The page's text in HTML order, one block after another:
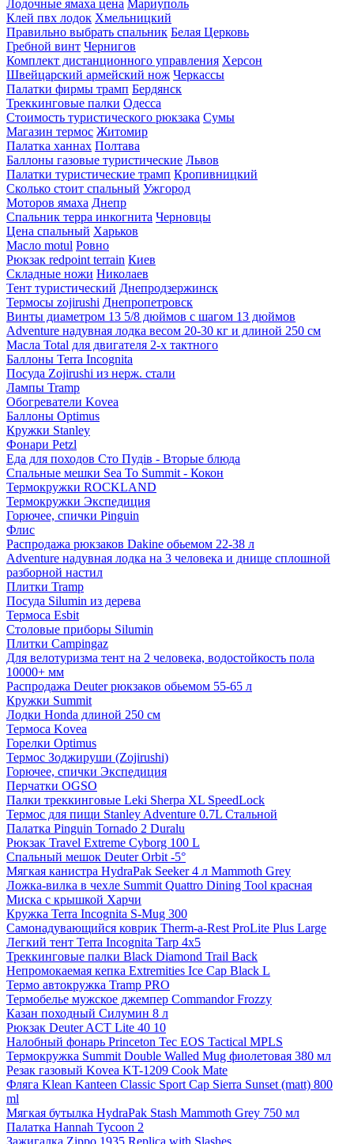
Лодочные ямаха цена Мариуполь
Клей пвх лодок Хмельницкий
Правильно выбрать спальник Белая Церковь
Гребной винт Чернигов
Комплект дистанционного управления Херсон
Швейцарский армейский нож Черкассы
Палатки фирмы трамп Бердянск
Треккинговые палки Одесса
Стоимость туристического рюкзака Сумы
Магазин термос Житомир
Палатка ханнах Полтава
Баллоны газовые туристические Львов
Палатки туристические трамп Кропивницкий
Сколько стоит спальный Ужгород
Моторов ямаха Днепр
Спальник терра инкогнита Черновцы
Цена спальный Харьков
Масло motul Ровно
Рюкзак redpoint terrain Киев
Складные ножи Николаев
Тент туристический Днепродзержинск
Термосы zojirushi Днепропетровск
Винты диаметром 13 5/8 дюймов с шагом 13 дюймов
Adventure надувная лодка весом 20-30 кг и длиной 250 см
Масла Total для двигателя 2-х тактного
Баллоны Terra Incognita
Посуда Zojirushi из нерж. стали
Лампы Tramp
Обогреватели Kovea
Баллоны Optimus
Кружки Stanley
Фонари Petzl
Еда для походов Сто Пудів - Вторые блюда
Спальные мешки Sea To Summit - Кокон
Термокружки ROCKLAND
Термокружки Экспедиция
Горючее, спички Pinguin
Флис
Распродажа рюкзаков Dakine обьемом 22-38 л
Adventure надувная лодка на 3 человека и днище сплошной
разборной настил
Плитки Tramp
Посуда Silumin из дерева
Термоса Esbit
Столовые приборы Silumin
Плитки Campingaz
Для велотуризма тент на 2 человека, водостойкость пола
10000+ мм
Распродажа Deuter рюкзаков обьемом 55-65 л
Кружки Summit
Лодки Honda длиной 250 см
Термоса Kovea
Горелки Optimus
Термос Зоджируши (Zojirushi)
Горючее, спички Экспедиция
Перчатки OGSO
Палки треккинговые Leki Sherpa XL SpeedLock
Термос для пищи Stanley Adventure 0.7L Стальной
Палатка Pinguin Tornado 2 Duralu
Рюкзак Travel Extreme Cyborg 100 L
Спальный мешок Deuter Orbit -5°
Мягкая канистра HydraPak Seeker 4 л Mammoth Grey
Ложка-вилка в чехле Summit Quattro Dining Tool красная
Миска с крышкой Харчи
Кружка Terra Incognita S-Mug 300
Самонадувающийся коврик Therm-a-Rest ProLite Plus Large
Легкий тент Terra Incognita Tarp 4x5
Треккинговые палки Black Diamond Trail Back
Непромокаемая кепка Extremities Ice Cap Black L
Термо автокружка Tramp PRO
Термобелье мужское джемпер Commandor Frozzy
Казан походный Силумин 8 л
Рюкзак Deuter ACT Lite 40 10
Налобный фонарь Princeton Tec EOS Tactical MPLS
Термокружка Summit Double Walled Mug фиолетовая 380 мл
Резак газовый Kovea KT-1209 Cook Mate
Фляга Klean Kanteen Classic Sport Cap Sierra Sunset (matt) 800
ml
Мягкая бутылка HydraPak Stash Mammoth Grey 750 мл
Палатка Hannah Tycoon 2
Зажигалка Zippo 1935 Replica with Slashes